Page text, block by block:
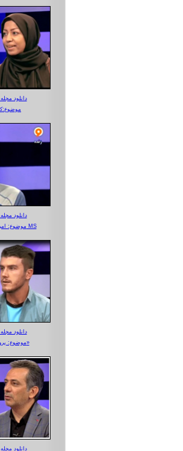
دانلود مجله
دانلود
موضوع: امید به زندگی / کوه‌نوردی و MS
دانلود
موضوع: پروژه کوه‌نوردی «سیمرغ»
دانلود